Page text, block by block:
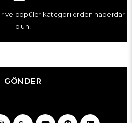
ve popüler kategorilerden haberdar
olun!
GÖNDER